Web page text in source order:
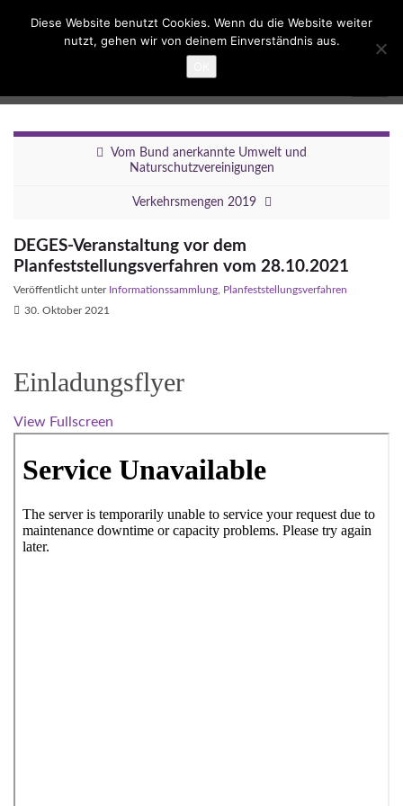
Vom Bund anerkannte Umwelt und
Naturschutzvereinigungen
Verkehrsmengen 2019
DEGES-Veranstaltung vor dem
Planfeststellungsverfahren vom 28.10.2021
Veröffentlicht unter Informationssammlung Planfeststellungsverfahren
30. Oktober 2021
Einladungsflyer
View Fullscreen
Diese Website benutzt Cookies. Wenn du die Website weiter
nutzt, gehen wir von deinem Einverständnis aus.